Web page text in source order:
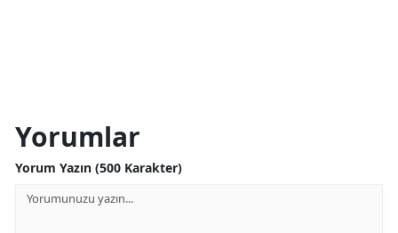
Yorumlar
Yorum Yazın (500 Karakter)